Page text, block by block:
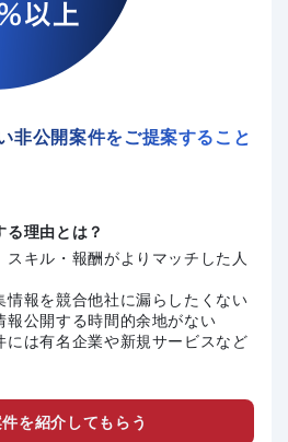
非公開案件をご提案すること
る理由とは？
キル・報酬がよりマッチした人
情報を競合他社に漏らしたくない
報公開する時間的余地がない
には有名企業や新規サービスなど
を紹介してもらう